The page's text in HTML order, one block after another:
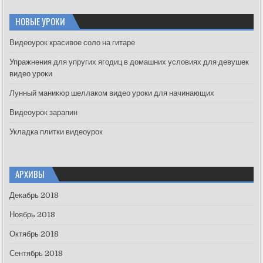
h
f
r
:
НОВЫЕ УРОКИ
Видеоурок красивое соло на гитаре
Упражнения для упругих ягодиц в домашних условиях для девушек
видео уроки
Лунный маникюр шеллаком видео уроки для начинающих
Видеоурок зарапин
Укладка плитки видеоурок
АРХИВЫ
Декабрь 2018
Ноябрь 2018
Октябрь 2018
Сентябрь 2018